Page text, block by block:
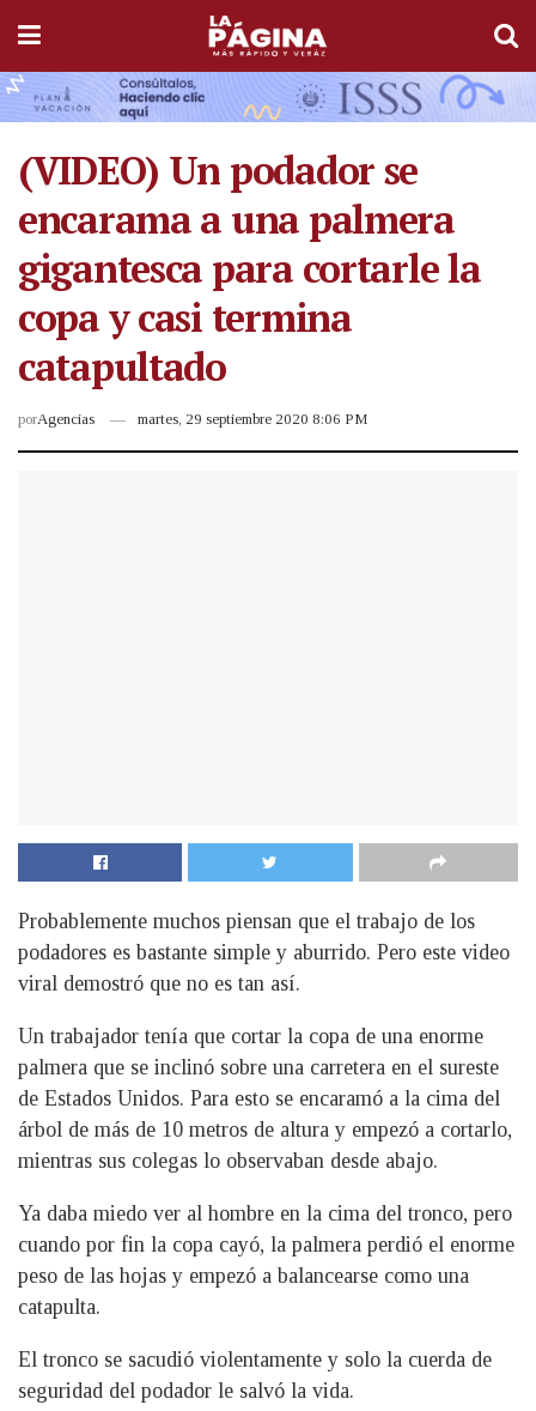
(VIDEO) Un podador se
encarama a una palmera
gigantesca para cortarle la
copa y casi termina
catapultado
porAgencias martes, 29 septiembre 2020 8:06 PM
Probablemente muchos piensan que el trabajo de los
podadores es bastante simple y aburrido. Pero este video
viral demostró que no es tan así.
Un trabajador tenía que cortar la copa de una enorme
palmera que se inclinó sobre una carretera en el sureste
de Estados Unidos. Para esto se encaramó a la cima del
árbol de más de 10 metros de altura y empezó a cortarlo,
mientras sus colegas lo observaban desde abajo.
Ya daba miedo ver al hombre en la cima del tronco, pero
cuando por fin la copa cayó, la palmera perdió el enorme
peso de las hojas y empezó a balancearse como una
catapulta.
El tronco se sacudió violentamente y solo la cuerda de
seguridad del podador le salvó la vida.